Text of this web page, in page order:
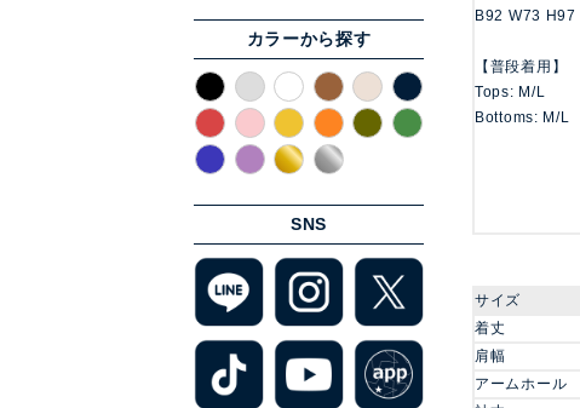
カラーから探す
SNS
B92 W73 H97
【普段着用】
Tops: M/L
Bottoms: M/L
サイズ
着丈
肩幅
アームホール